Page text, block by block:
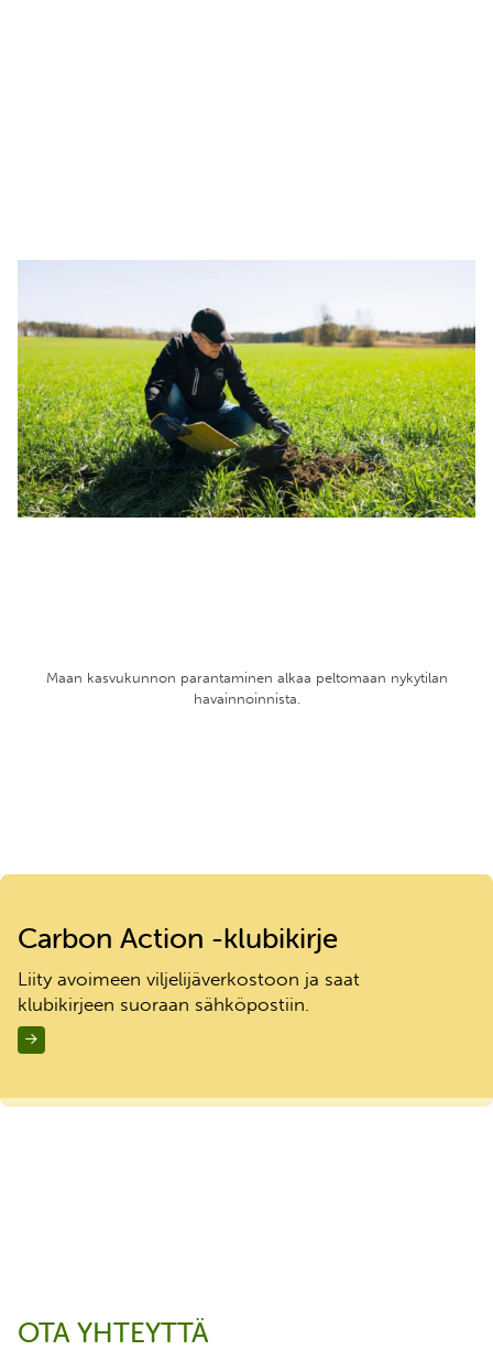
Maan kasvukunnon parantaminen alkaa peltomaan nykytilan
havainnoinnista.
Carbon Action -klubikirje
Liity avoimeen viljelijäverkostoon ja saat
klubikirjeen suoraan sähköpostiin.
OTA YHTEYTTÄ